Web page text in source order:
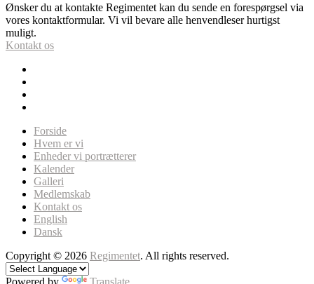
Ønsker du at kontakte Regimentet kan du sende en forespørgsel via
vores kontaktformular. Vi vil bevare alle henvendleser hurtigst
muligt.
Kontakt os
Forside
Hvem er vi
Enheder vi portrætterer
Kalender
Galleri
Medlemskab
Kontakt os
English
Dansk
Copyright © 2026 Regimentet. All rights reserved.
Powered by Translate